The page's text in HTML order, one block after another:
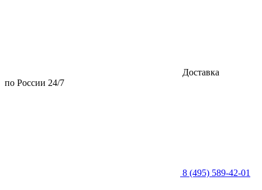
Доставка
по России 24/7
8 (495) 589-42-01